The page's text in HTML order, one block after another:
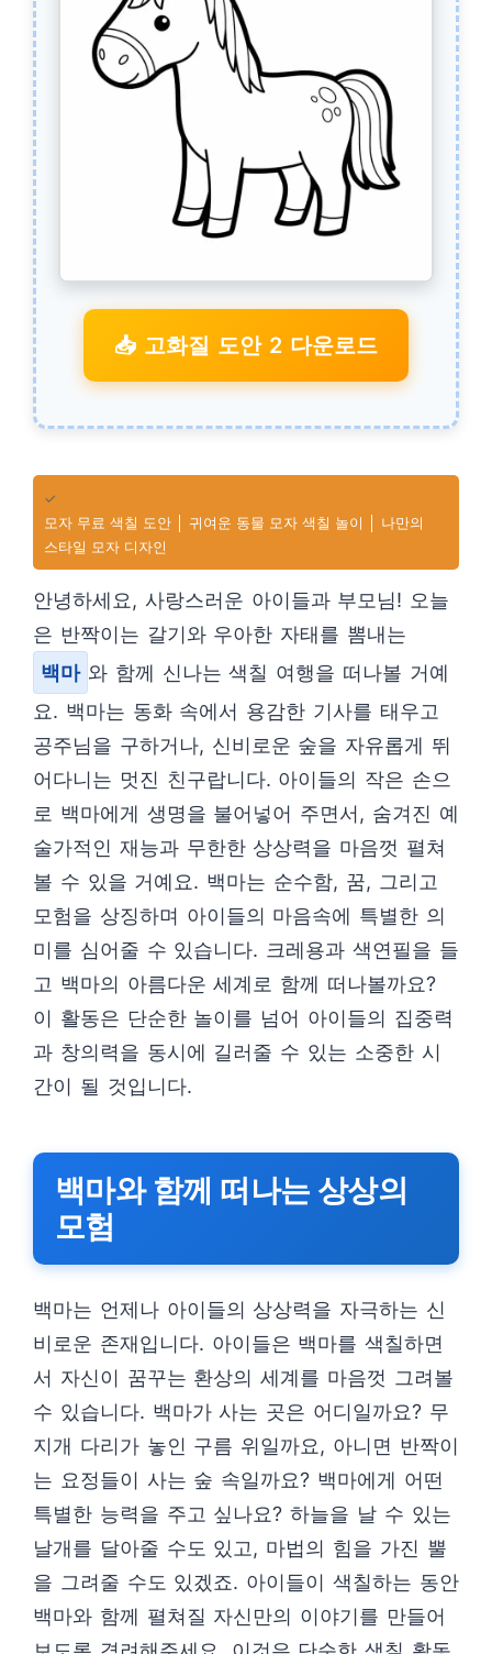
📥 고화질 도안 2 다운로드
✓
모자 무료 색칠 도안 │ 귀여운 동물 모자 색칠 놀이 │ 나만의
스타일 모자 디자인
안녕하세요, 사랑스러운 아이들과 부모님! 오늘
은 반짝이는 갈기와 우아한 자태를 뽐내는
백마 와 함께 신나는 색칠 여행을 떠나볼 거예
요. 백마는 동화 속에서 용감한 기사를 태우고
공주님을 구하거나, 신비로운 숲을 자유롭게 뛰
어다니는 멋진 친구랍니다. 아이들의 작은 손으
로 백마에게 생명을 불어넣어 주면서, 숨겨진 예
술가적인 재능과 무한한 상상력을 마음껏 펼쳐
볼 수 있을 거예요. 백마는 순수함, 꿈, 그리고
모험을 상징하며 아이들의 마음속에 특별한 의
미를 심어줄 수 있습니다. 크레용과 색연필을 들
고 백마의 아름다운 세계로 함께 떠나볼까요?
이 활동은 단순한 놀이를 넘어 아이들의 집중력
과 창의력을 동시에 길러줄 수 있는 소중한 시
간이 될 것입니다.
백마와 함께 떠나는 상상의
모험
백마는 언제나 아이들의 상상력을 자극하는 신
비로운 존재입니다. 아이들은 백마를 색칠하면
서 자신이 꿈꾸는 환상의 세계를 마음껏 그려볼
수 있습니다. 백마가 사는 곳은 어디일까요? 무
지개 다리가 놓인 구름 위일까요, 아니면 반짝이
는 요정들이 사는 숲 속일까요? 백마에게 어떤
특별한 능력을 주고 싶나요? 하늘을 날 수 있는
날개를 달아줄 수도 있고, 마법의 힘을 가진 뿔
을 그려줄 수도 있겠죠. 아이들이 색칠하는 동안
백마와 함께 펼쳐질 자신만의 이야기를 만들어